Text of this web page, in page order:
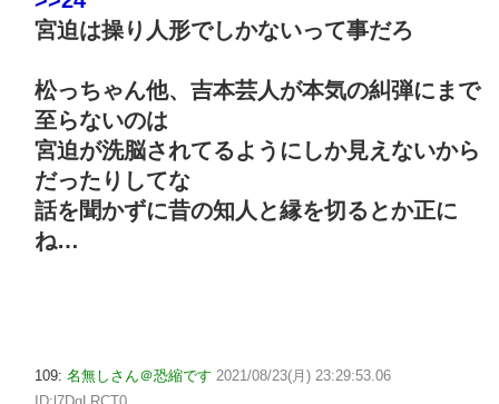
宮迫は操り人形でしかないって事だろ
松っちゃん他、吉本芸人が本気の糾弾にまで
至らないのは
宮迫が洗脳されてるようにしか見えないから
だったりしてな
話を聞かずに昔の知人と縁を切るとか正に
ね…
109: 名無しさん＠恐縮です 2021/08/23(月) 23:29:53.06